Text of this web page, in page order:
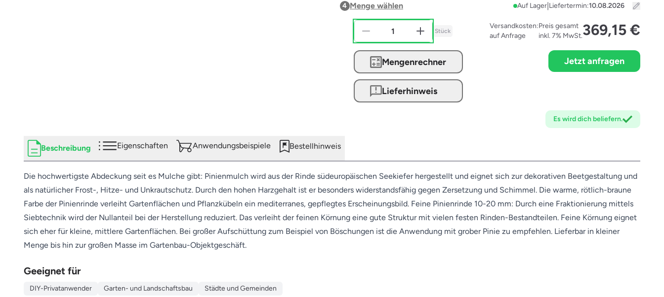
4 Menge wählen Auf Lager|Liefertermin:
Stück
Versandkosten:
auf Anfrage
Preis gesamt
inkl. 7% MwSt.369,15 €
Mengenrechner
Lieferhinweis
Jetzt anfragen
Es wird dichbeliefern.
Beschreibung Eigenschaften Anwendungsbeispiele Bestellhinweis
Die hochwertigste Abdeckung seit es Mulche gibt: Pinienmulch wird aus der Rinde südeuropäischen Seekiefer hergestellt und eignet sich zur dekorativen Beetgestaltung und
als natürlicher Frost-, Hitze- und Unkrautschutz. Durch den hohen Harzgehalt ist er besonders widerstandsfähig gegen Zersetzung und Schimmel. Die warme, rötlich-braune
Farbe der Pinienrinde verleiht Gartenflächen und Pflanzkübeln ein mediterranes, gepflegtes Erscheinungsbild. Feine Pinienrinde 10-20 mm: Durch eine Fraktionierung mittels
Siebtechnik wird der Nullanteil bei der Herstellung reduziert. Das verleiht der feinen Körnung eine gute Struktur mit vielen festen Rinden-Bestandteilen. Feine Körnung eignet
sich eher für kleine, mittlere Gartenflächen. Bei großer Aufschüttung zum Beispiel von Böschungen ist die Anwendung mit grober Pinie zu empfehlen. Lieferbar in kleiner
Menge bis hin zur großen Masse im Gartenbau-Objektgeschäft.
Geeignet für
DIY-Privatanwender Garten- und Landschaftsbau Städte und Gemeinden